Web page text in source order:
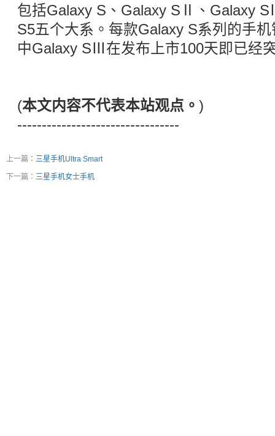
包括Galaxy S、Galaxy SⅡ、Galaxy
S5五个大系。每款Galaxy S系列的手
中Galaxy SⅢ在发布上市100天即已经
(本文内容不代表本站观点。 )
---------------------------------
上一篇： 三星手机Ultra Smart
下一篇： 三星手机女士手机